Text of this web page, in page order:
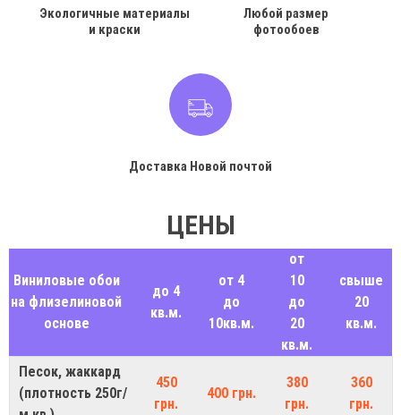
Экологичные материалы
и краски
Любой размер
фотообоев
Доставка Новой почтой
ЦЕНЫ
Виниловые обои
на флизелиновой
основе
до 4
кв.м.
от 4
до
10кв.м.
от
10
до
20
кв.м.
свыше
20
кв.м.
Песок, жаккард
(плотность 250г/
450
грн.
400 грн.
380
грн.
360
грн.